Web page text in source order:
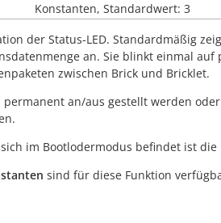
Konstanten, Standardwert: 3
der Status-LED. Standardmäßig
an. Sie blinkt einmal auf
zwischen Brick und Bricklet.
permanent an/aus gestellt werden
im Bootlodermodus befindet ist die
sind für diese Funktion